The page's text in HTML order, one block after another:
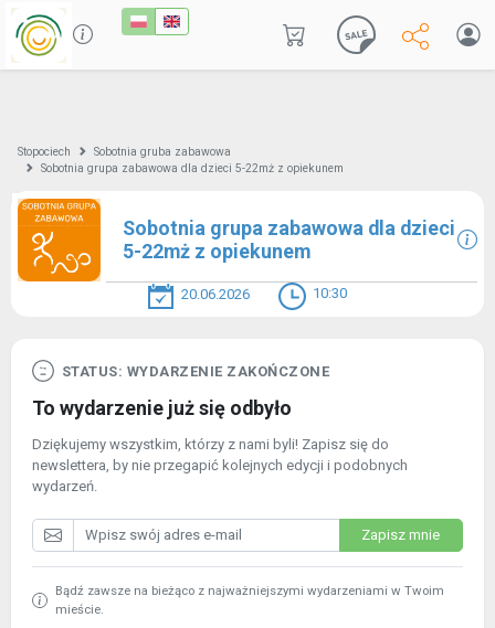
Stopociech
Sobotnia gruba zabawowa
Sobotnia grupa zabawowa dla dzieci 5-22mż z opiekunem
Sobotnia grupa zabawowa dla dzieci
5-22mż z opiekunem
20.06.2026 10:30
STATUS: WYDARZENIE ZAKOŃCZONE
To wydarzenie już się odbyło
Dziękujemy wszystkim, którzy z nami byli! Zapisz się do
newslettera, by nie przegapić kolejnych edycji i podobnych
wydarzeń.
Zapisz mnie
Bądź zawsze na bieżąco z najważniejszymi wydarzeniami w Twoim
mieście.